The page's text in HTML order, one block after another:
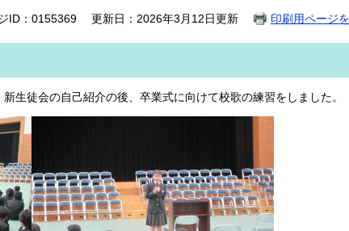
ID：0155369 更新日：2026年3月12日更新 印刷用ページ
生徒会の自己紹介の後、卒業式に向けて校歌の練習をしました。